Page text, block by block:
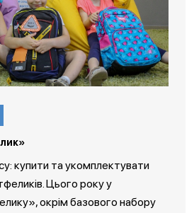
купити та укомплектувати
Цього року у
окрім базового набору